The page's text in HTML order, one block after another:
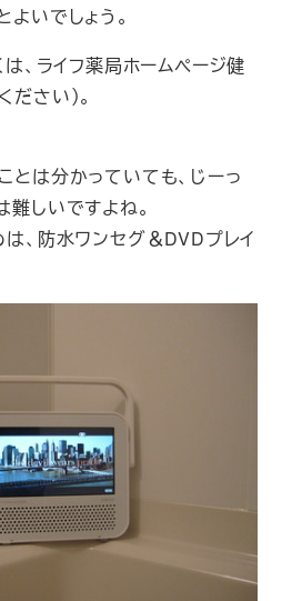
いでしょう。
、ライフ薬局ホームページ健
さい）。
とは分かっていても、じーっ
しいですよね。
、防水ワンセグ＆DVDプレイ